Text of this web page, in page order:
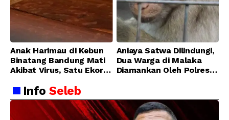
Anak Harimau di Kebun
Binatang Bandung Mati
Akibat Virus, Satu Ekor
Membaik
Aniaya Satwa Dilindungi,
Dua Warga di Malaka
Diamankan Oleh Polres
InfoSeleb